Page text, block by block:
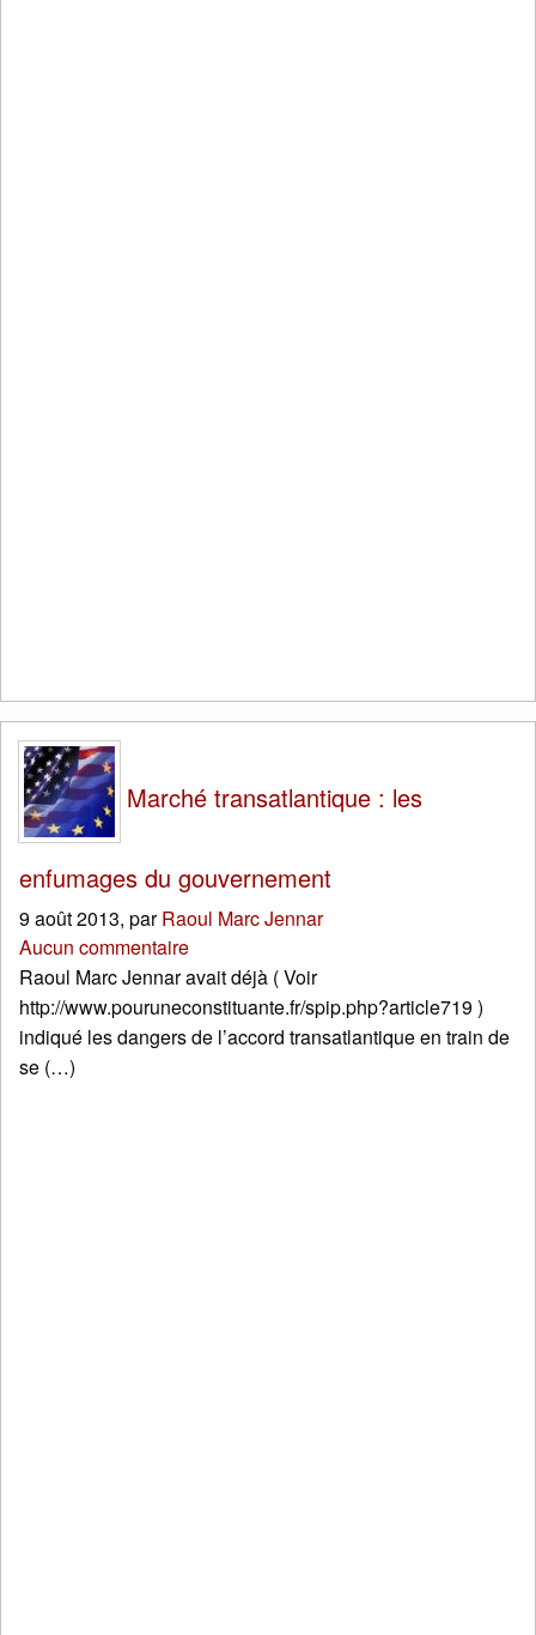
Marché transatlantique : les
enfumages du gouvernement
9 août 2013, parRaoul Marc Jennar
Aucun commentaire
Raoul Marc Jennar avait déjà ( Voir
http://www.pouruneconstituante.fr/spip.php?article719 )
indiqué les dangers de l’accord transatlantique en train de
se (…)